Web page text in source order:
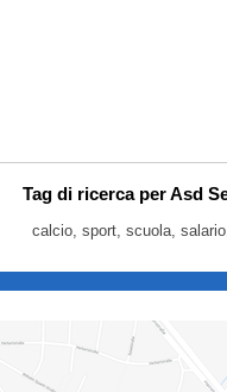
Tag di ricerca per Asd
calcio, sport, scuola,